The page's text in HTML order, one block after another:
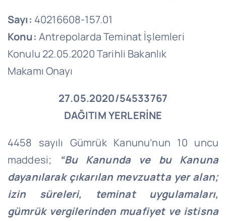
Sayı: 40216608-157.01
Konu: Antrepolarda Teminat İşlemleri
Konulu 22.05.2020 Tarihli Bakanlık
Makamı Onayı
27.05.2020/54533767
DAĞITIM YERLERİNE
4458 sayılı Gümrük Kanunu’nun 10 uncu
maddesi;
“Bu Kanunda ve bu Kanuna
dayanılarak çıkarılan mevzuatta yer alan;
izin süreleri, teminat uygulamaları,
gümrük vergilerinden muafiyet ve istisna